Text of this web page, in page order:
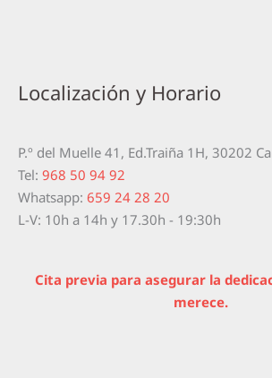
Localización y Horario
P.º del Muelle 41, Ed.Traiña 1H, 30202
Tel: 968 50 94 92
Whatsapp: 659 24 28 20
L-V: 10h a 14h y 17.30h - 19:30h
Cita previa para asegurar la
merece.